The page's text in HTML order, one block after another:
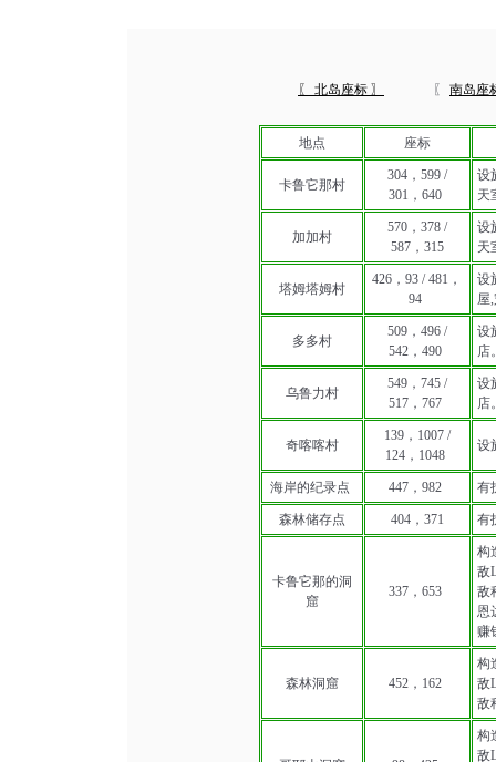
〖 北岛座标 〗 〖 南岛座
地点 座标
卡鲁它那村
304，599 /
301，640
设
天
加加村
570，378 /
587，315
设
天
塔姆塔姆村
426，93 / 481，
94
设
屋
多多村
509，496 /
542，490
设
店
乌鲁力村
549，745 /
517，767
设
店
奇喀喀村
139，1007 /
124，1048
设
海岸的纪录点 447，982 有
森林储存点 404，371 有
卡鲁它那的洞
窟
337，653
构
敌
敌
恩
赚
森林洞窟 452，162
构
敌
敌
构
敌